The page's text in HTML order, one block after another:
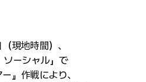
現地時間）、
ソーシャル」で
』作戦により、